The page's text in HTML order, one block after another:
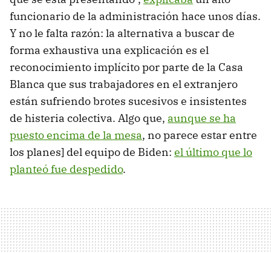
funcionario de la administración hace unos días.
Y no le falta razón: la alternativa a buscar de
forma exhaustiva una explicación es el
reconocimiento implícito por parte de la Casa
Blanca que sus trabajadores en el extranjero
están sufriendo brotes sucesivos e insistentes
de histeria colectiva. Algo que, aunque se ha
puesto encima de la mesa, no parece estar entre
los planes] del equipo de Biden: el último que lo
planteó fue despedido.